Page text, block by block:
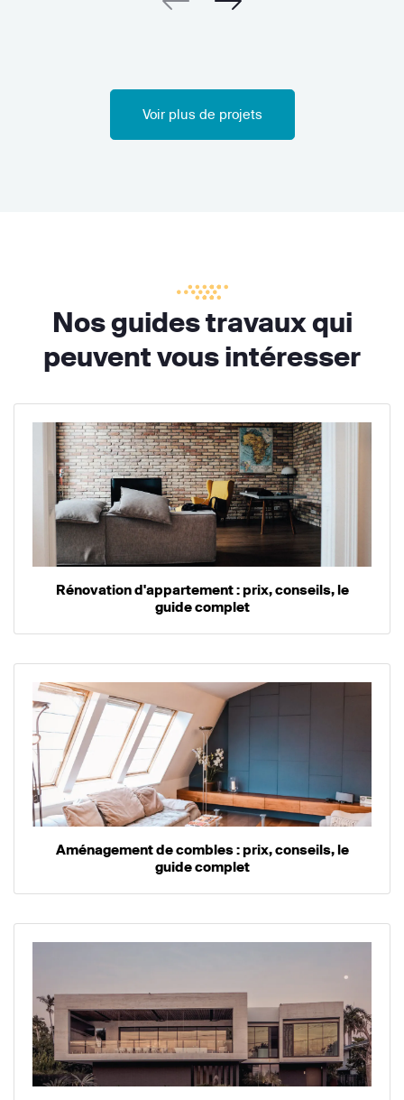
Voir plus de projets
Nos guides travaux qui
peuvent vous intéresser
Rénovation d'appartement : prix, conseils, le
guide complet
Aménagement de combles : prix, conseils, le
guide complet